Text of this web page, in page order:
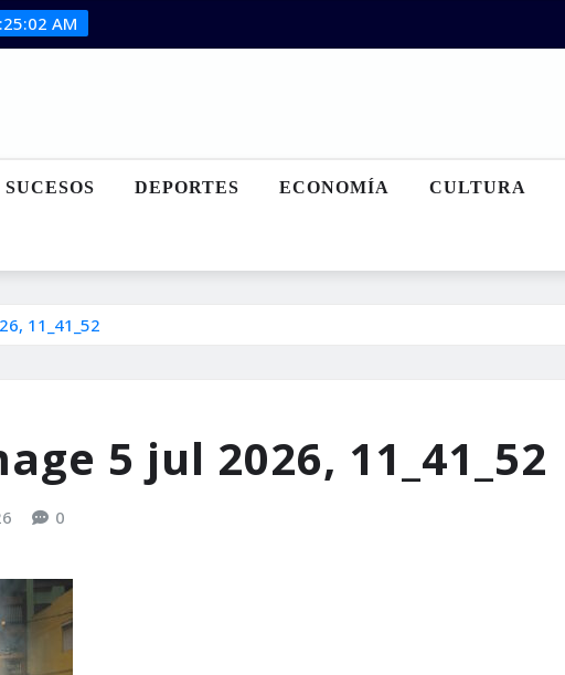
AM
SUCESOS DEPORTES ECONOMÍA CULTURA
11_41_52
5 jul 2026, 11_41_52
0